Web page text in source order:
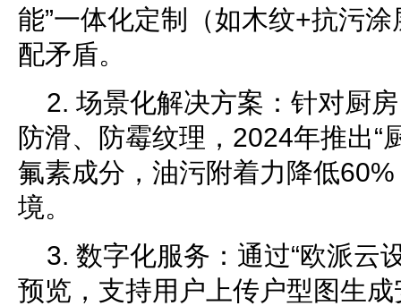
能”一体化定制（如木纹+抗污
配矛盾。
2. 场景化解决方案：针对厨
防滑、防霉纹理，2024年推出“
氟素成分，油污附着力降低
境。
3. 数字化服务：通过“欧派云
预览，支持用户上传户型图生